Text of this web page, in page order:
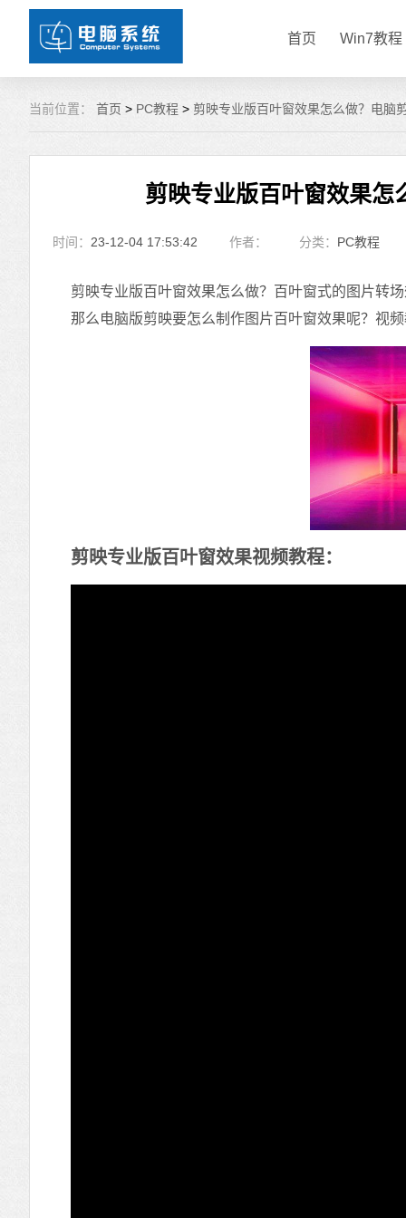
首页 Win7教程
当前位置： 首页 > PC教程 > 剪映专业版百叶窗效果怎么做？电脑
剪映专业版百叶窗效果怎
时间： 23-12-04 17:53:42 作者： 分类： PC教程
剪映专业版百叶窗效果怎么做？百叶窗式的图片转
那么电脑版剪映要怎么制作图片百叶窗效果呢？视
剪映专业版百叶窗效果视频教程：